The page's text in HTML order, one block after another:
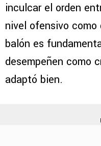
inculcar el orden
nivel ofensivo
balón es
desempeñen como
adaptó bien.